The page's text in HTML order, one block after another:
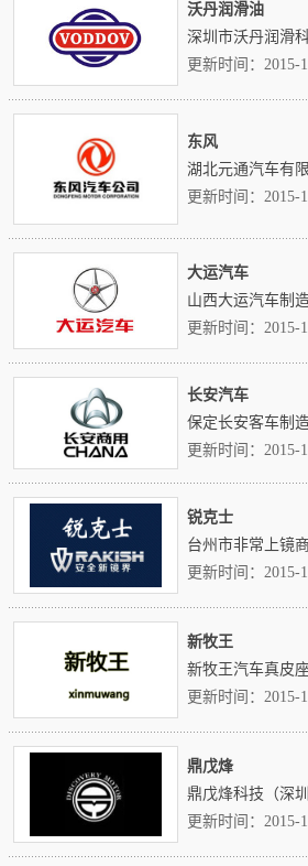
沃丹润滑油
深圳市沃丹润滑
更新时间：2015-
东风
湖北元通汽车有
更新时间：2015-
大运汽车
山西大运汽车制
更新时间：2015-
长安汽车
保定长安客车制
更新时间：2015-
锐克士
台州市非常上镜
更新时间：2015-
新牧王
新牧王汽车真皮
更新时间：2015-
鼎戊烽
鼎戊烽科技（深
更新时间：2015-